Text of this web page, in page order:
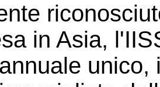
in Asia,